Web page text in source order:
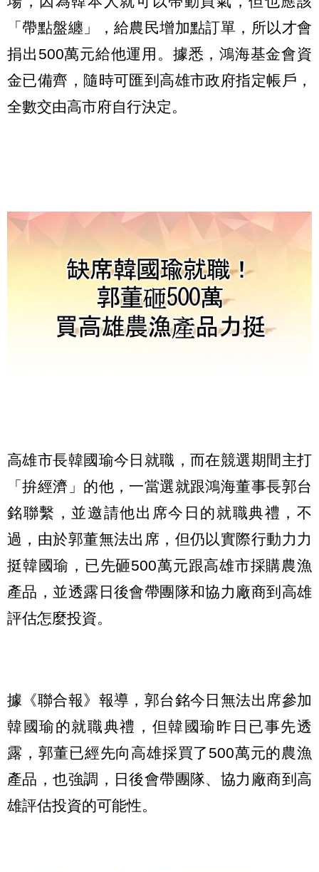
「帶點盤纏」，給農民增加點訂單，所以才會
捐出500萬元給他運用。據悉，鴻海基金會資
金已備齊，隨時可匯到高雄市政府指定帳戶，
全數交由高市府自行決定。
高雄市長韓國瑜今日就職，而在競選期間主打
「拚經濟」的他，一當選就跟鴻海董事長郭台
銘聯繫，並邀請他出席今日的就職典禮，不
過，由於郭董無法出席，但仍以實際行動力力
挺韓國瑜，已先砸500萬元跟高雄市採購農漁
產品，並透露日後會帶團隊和協力廠商到高雄
評估怎麼投資。
據《聯合報》報導，郭台銘今日無法出席參加
韓國瑜的就職典禮，但韓國瑜昨日已事先透
露，郭董已經先向高雄採買了500萬元的農漁
產品，也強調，日後會帶團隊、協力廠商到高
雄評估投資的可能性。